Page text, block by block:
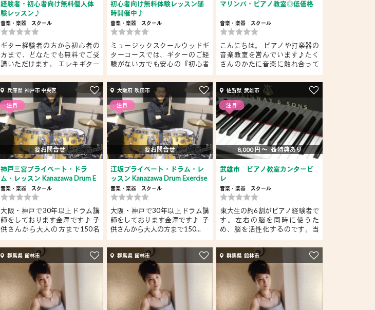
経験者・初心者向け無料個人体
験レッスン♪
音楽・楽器 スクール
ギター経験者の方から初心者の
方まで、どなたでも無料でご受
講いただけます。 エレキギター
初心者向け無料体験レッスン随
時開催中♪
音楽・楽器 スクール
ミュージックスクールウッドギ
ターコースでは、ギターのご経
験がない方でも安心の『初心者
マリンバ・ピアノ教室◎低価格
音楽・楽器 スクール
こんにちは。 ピアノや打楽器の
音楽教室を営んでいます♪たく
さんのかたに音楽に触れ合って
注目
兵庫県 神戸市 中央区
要お問合せ
神戸三宮プライベート・ドラ
ム・レッスン Kanazawa Drum E
xer...
音楽・楽器 スクール
大阪・神戸で30年以上ドラム講
師をしております金澤です♪ 子
供さんから大人の方まで150名
注目
大阪府 吹田市
要お問合せ
江坂プライベート・ドラム・レ
ッスン Kanazawa Drum Exercise
音楽・楽器 スクール
大阪・神戸で30年以上ドラム講
師をしております金澤です♪ 子
供さんから大人の方まで150...
注目
佐賀県 武雄市
8,000 円 〜 特典あり
武雄市 ピアノ教室カンタービ
レ
音楽・楽器 スクール
​東大生の約6割がピアノ経験者で
す。左右の脳を同時に使うた
め、脳を活性化するのです。当
群馬県 館林市 群馬県 館林市 群馬県 館林市